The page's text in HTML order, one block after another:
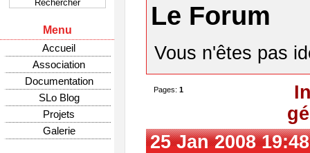
Menu
Accueil
Association
Documentation
SLo Blog
Projets
Galerie
Le Forum
Vous n'êtes pas
Pages: 1
25 Jan 2008